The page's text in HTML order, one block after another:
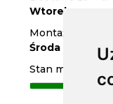
Wtorek
Montaż w
Środa
Stan